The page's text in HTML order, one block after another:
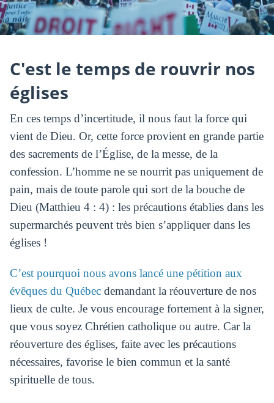
C'est le temps de rouvrir nos
églises
En ces temps d’incertitude, il nous faut la force qui
vient de Dieu. Or, cette force provient en grande partie
des sacrements de l’Église, de la messe, de la
confession. L’homme ne se nourrit pas uniquement de
pain, mais de toute parole qui sort de la bouche de
Dieu (Matthieu 4 : 4) : les précautions établies dans les
supermarchés peuvent très bien s’appliquer dans les
églises !
C’est pourquoi nous avons lancé une pétition aux
évêques du Québecdemandant la réouverture de nos
lieux de culte. Je vous encourage fortement à la signer,
que vous soyez Chrétien catholique ou autre. Car la
réouverture des églises, faite avec les précautions
nécessaires, favorise le bien commun et la santé
spirituelle de tous.